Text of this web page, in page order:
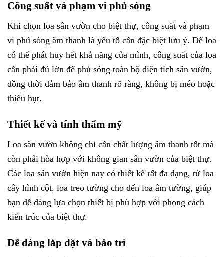
Công suất và phạm vi phủ sóng
Khi chọn loa sân vườn cho biệt thự, công suất và phạm
vi phủ sóng âm thanh là yếu tố cần đặc biệt lưu ý. Để loa
có thể phát huy hết khả năng của mình, công suất của loa
cần phải đủ lớn để phủ sóng toàn bộ diện tích sân vườn,
đồng thời đảm bảo âm thanh rõ ràng, không bị méo hoặc
thiếu hụt.
Thiết kế và tính thẩm mỹ
Loa sân vườn không chỉ cần chất lượng âm thanh tốt mà
còn phải hòa hợp với không gian sân vườn của biệt thự.
Các loa sân vườn hiện nay có thiết kế rất đa dạng, từ loa
cây hình cột, loa treo tường cho đến loa âm tường, giúp
bạn dễ dàng lựa chọn thiết bị phù hợp với phong cách
kiến trúc của biệt thự.
Dễ dàng lắp đặt và bảo trì